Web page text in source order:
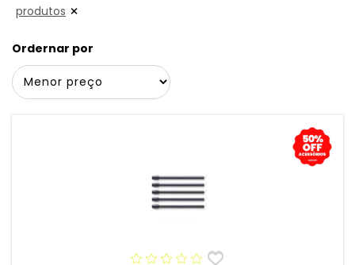
produtos
Ordernar por